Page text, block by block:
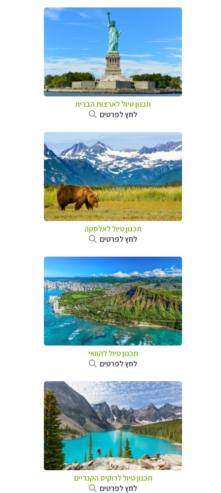
תכנון טיול לארצות הברית
לחץ לפרטים
תכנון טיול לאלסקה
לחץ לפרטים
תכנון טיול להוואי
לחץ לפרטים
תכנון טיול לרוקיס הקנדיים
לחץ לפרטים